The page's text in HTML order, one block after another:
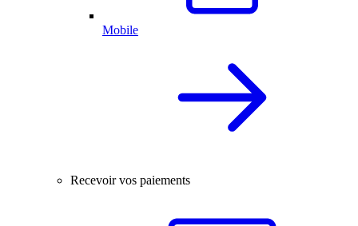
Mobile
Recevoir vos paiements